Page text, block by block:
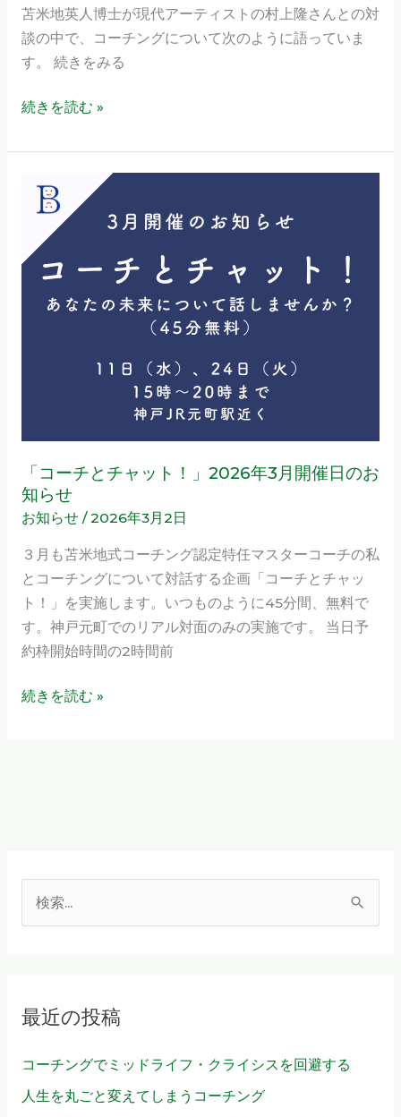
苫米地英人博士が現代アーティストの村上隆さんとの対
談の中で、コーチングについて次のように語っていま
す。 続きをみる
グ
の
本
と
「こ
心
し
て、
心
も
で
出
来
て
い
る」
る
と。
続きを読む »
「コーチとチャット！」2026年3月開催日のお
知らせ
お知らせ/2026年3月2日
３月も苫米地式コーチング認定特任マスターコーチの私
とコーチングについて対話する企画「コーチとチャッ
ト！」を実施します。いつものように45分間、無料で
す。神戸元町でのリアル対面のみの実施です。 当日予
約枠開始時間の2時間前
「コ
と
開
催
日
の
お
知
ら
せ
続きを読む »
:最近の投稿
コーチングでミッドライフ・クライシスを回避する
人生を丸ごと変えてしまうコーチング